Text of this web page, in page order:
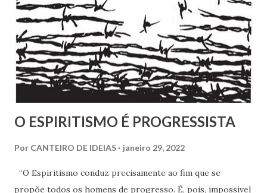
adoção como prática institucional do Espiritismo. Há
profunda diferença entre reconhecer a existência de um
recurso terapêutico e convertê-lo em atividade da Casa
Espírita.
O ESPIRITISMO É PROGRESSISTA
Por CANTEIRO DE IDEIAS janeiro 29, 2022
“O Espiritismo conduz precisamente ao fim que se
propõe todos os homens de progresso. É, pois, impossível